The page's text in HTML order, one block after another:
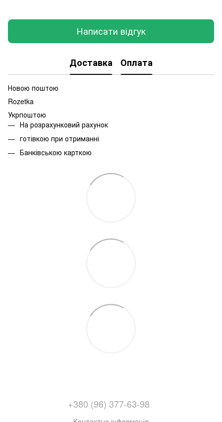
Написати відгук
Доставка Оплата
Новою поштою
Rozetka
Укрпоштою
На розрахунковий рахунок
готівкою при отриманні
Банківською карткою
+380 (96) 377-63-98